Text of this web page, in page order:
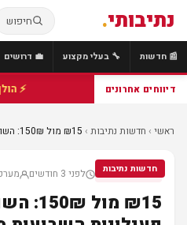
נתיבותי. חיפוש
📰 חדשות 🔧 בעלי מקצוע 💼 דרושים
דיווחים אחרונים ⚡ הולך רגל כבן 40 נהרג מפגיעת
ראשי › חדשות נתיבות › ₪15 מול 150₪: השוואת מחירי פעילויות השבו...
חדשות נתיבות
חדשות נתיבות לפני 3 חודשים
₪15